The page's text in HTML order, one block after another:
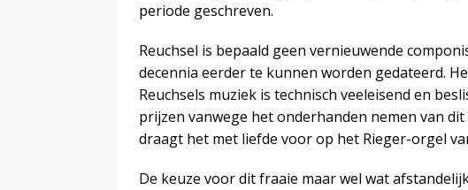
periode geschreven.
Reuchsel is bepaald geen vernieuwende
decennia eerder te kunnen worden gedateerd.
Reuchsels muziek is technisch veeleisend en
prijzen vanwege het onderhanden nemen van dit
draagt het met liefde voor op het Rieger-orgel
De keuze voor dit fraaie maar wel wat